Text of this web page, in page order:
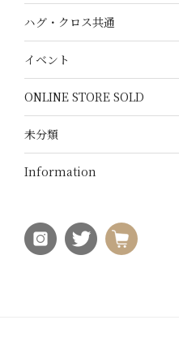
ハグ・クロス共通
イベント
ONLINE STORE SOLD
未分類
Information